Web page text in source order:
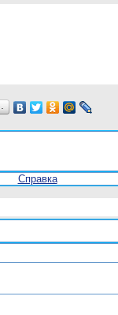
Справка